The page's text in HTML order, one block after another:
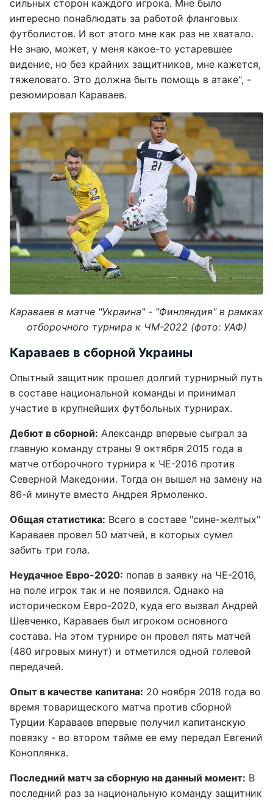
сильных сторон каждого игрока. Мне было
интересно понаблюдать за работой фланговых
футболистов. И вот этого мне как раз не хватало.
Не знаю, может, у меня какое-то устаревшее
видение, но без крайних защитников, мне кажется,
тяжеловато. Это должна быть помощь в атаке", -
резюмировал Караваев.
Караваев в матче "Украина" - "Финляндия" в рамках
отборочного турнира к ЧМ-2022 (фото: УАФ)
Караваев в сборной Украины
Опытный защитник прошел долгий турнирный путь
в составе национальной команды и принимал
участие в крупнейших футбольных турнирах.
Дебют в сборной: Александр впервые сыграл за
главную команду страны 9 октября 2015 года в
матче отборочного турнира к ЧЕ-2016 против
Северной Македонии. Тогда он вышел на замену на
86-й минуте вместо Андрея Ярмоленко.
Общая статистика: Всего в составе "сине-желтых"
Караваев провел 50 матчей, в которых сумел
забить три гола.
Неудачное Евро-2020: попав в заявку на ЧЕ-2016,
на поле игрок так и не появился. Однако на
историческом Евро-2020, куда его вызвал Андрей
Шевченко, Караваев был игроком основного
состава. На этом турнире он провел пять матчей
(480 игровых минут) и отметился одной голевой
передачей.
Опыт в качестве капитана: 20 ноября 2018 года во
время товарищеского матча против сборной
Турции Караваев впервые получил капитанскую
повязку - во втором тайме ее ему передал Евгений
Коноплянка.
Последний матч за сборную на данный момент: В
последний раз за национальную команду защитник